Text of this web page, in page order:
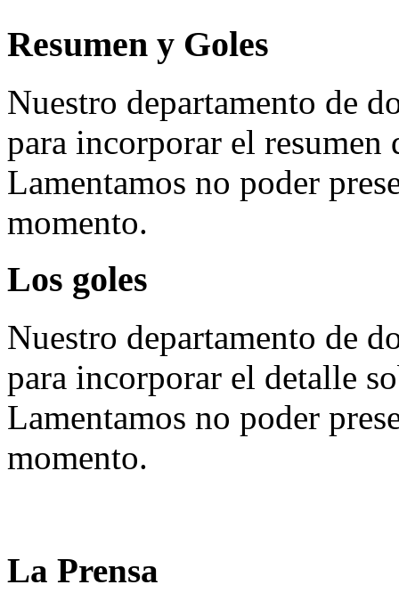
Resumen y Goles
Nuestro departamento de
para incorporar el
Lamentamos no poder
momento.
Los goles
Nuestro departamento de
para incorporar el detalle
Lamentamos no poder
momento.
La Prensa